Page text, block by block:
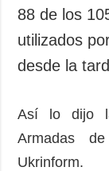
Economía
Defensa
Sociedad y
Crimen
Desastres y
88 de los
utilizados
desde la
Así lo dijo
Armadas
Ukrinform.